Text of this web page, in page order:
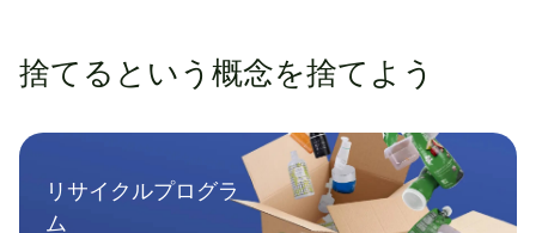
捨てるという概念を捨てよう
リサイクルプログラ
ム